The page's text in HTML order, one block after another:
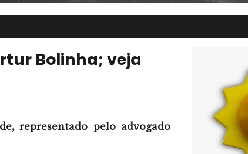
Bolinha; veja
representado pelo advogado